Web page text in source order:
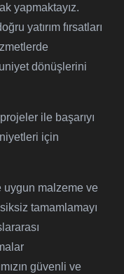
yapmaktayız.
yatırım fırsatları
dönüşlerini
ile başarıyı
için
uygun malzeme ve
tamamlamayı
güvenli ve